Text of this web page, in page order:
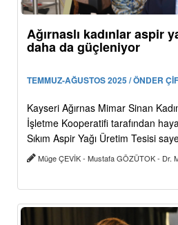
Ağırnaslı kadınlar aspir
daha da güçleniyor
TEMMUZ-AĞUSTOS 2025 / ÖNDER
Kayseri Ağırnas Mimar Sinan
İşletme Kooperatifi tarafından
Sıkım Aspir Yağı Üretim Tesisi
Müge ÇEVİK - Mustafa GÖZÜTOK - Dr.